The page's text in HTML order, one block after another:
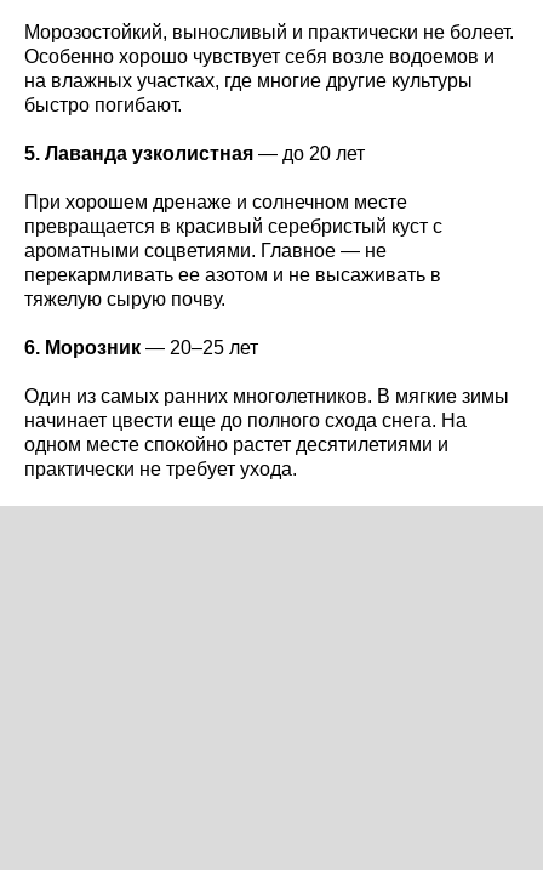
Морозостойкий, выносливый и практически не болеет.
Особенно хорошо чувствует себя возле водоемов и
на влажных участках, где многие другие культуры
быстро погибают.
5. Лаванда узколистная — до 20 лет
При хорошем дренаже и солнечном месте
превращается в красивый серебристый куст с
ароматными соцветиями. Главное — не
перекармливать ее азотом и не высаживать в
тяжелую сырую почву.
6. Морозник — 20–25 лет
Один из самых ранних многолетников. В мягкие зимы
начинает цвести еще до полного схода снега. На
одном месте спокойно растет десятилетиями и
практически не требует ухода.